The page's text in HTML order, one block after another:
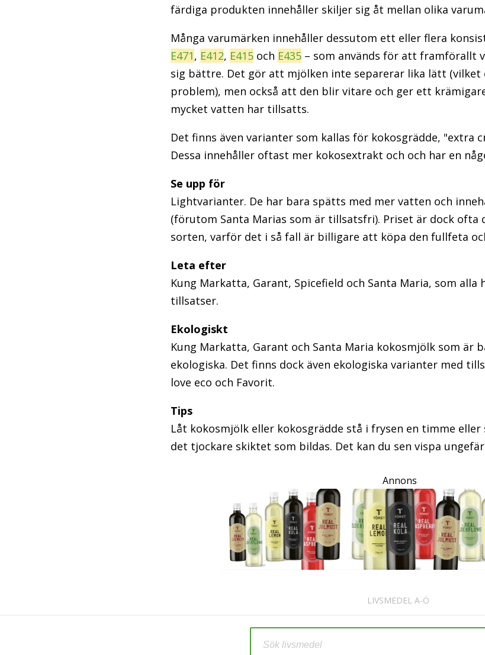
färdiga produkten innehåller skiljer sig åt mellan olika
Många varumärken innehåller dessutom ett eller flera
E471, E412, E415 och E435 – som används för att framförallt
sig bättre. Det gör att mjölken inte separerar lika lätt
problem), men också att den blir vitare och ger ett
mycket vatten har tillsatts.
Det finns även varianter som kallas för kokosgrädde, "extra
Dessa innehåller oftast mer kokosextrakt och och har en
Se upp för
Lightvarianter. De har bara spätts med mer vatten och
(förutom Santa Marias som är tillsatsfri). Priset är dock ofta
sorten, varför det i så fall är billigare att köpa den fullfeta
Leta efter
Kung Markatta, Garant, Spicefield och Santa Maria, som
tillsatser.
Ekologiskt
Kung Markatta, Garant och Santa Maria kokosmjölk som är
ekologiska. Det finns dock även ekologiska varianter med
love eco och Favorit.
Tips
Låt kokosmjölk eller kokosgrädde stå i frysen en timme
det tjockare skiktet som bildas. Det kan du sen vispa
Annons
LIVSMEDEL A-Ö